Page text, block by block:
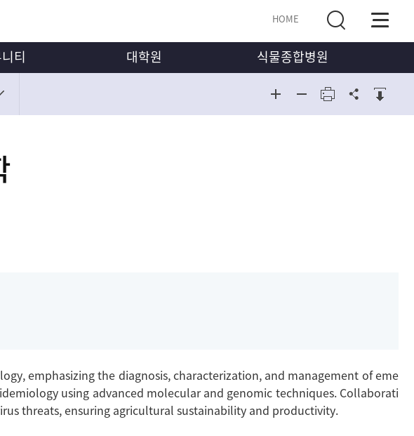
HOME
티
항
식
충표본경진
대학원
교육과정
식물종합병원
식물종합병원
원
emphasizing the diagnosis, characterization, and management of eme
using advanced molecular and genomic techniques. Collaborati
threats, ensuring agricultural sustainability and productivity.